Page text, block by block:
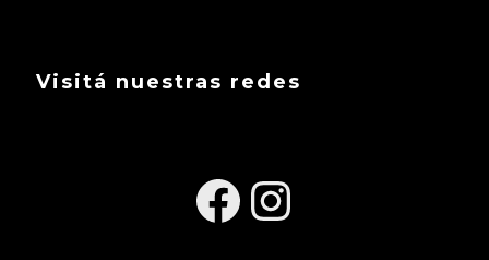
Visitá nuestras redes
Facebook